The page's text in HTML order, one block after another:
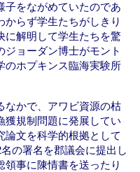
子をながめていたのであ
からず学生たちがしきり
に解明して学生たちを驚
ョーダン博士がモント
のホプキンス臨海実験所
なかで、アワビ資源の枯
獲規制問題に発展してい
論文を科学的根拠として
の署名を郡議会に提出し
領事に陳情書を送ったり